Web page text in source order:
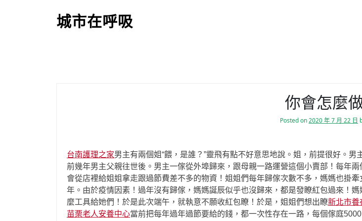
城市在呼吸
你會怎麼
Posted on2020 年 7 月 22 日
台南護理之家男主有兩個姐“餵，是誰？”靈飛有點不好意思地說。姐，前提很好。
前幾年男主父親往世後。男主一傢從外埠歸來，跟母親一路運營這個小賣部！每年
會從店裡給姐姐拿走跟過節費差不多的物資！姐姐們每年歸傢次數不多，媽媽也掛
年。由於疫情因素！過年沒有歸傢，媽媽誕辰似乎也沒歸來，都是發瞭紅包過來！
麼工具給她們！於是此次端午，就執意不願收紅包瞭！於是，姐姐們想出瞭新北市養
苗栗老人安養中心當前把每年過年過節要給的錢，都一次性存在一路，每個傢庭